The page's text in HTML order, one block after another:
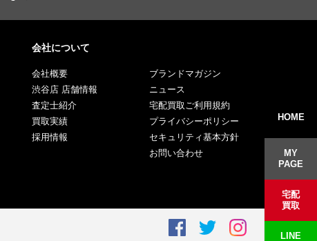
会社について
会社概要
渋谷店 店舗情報
査定士紹介
買取実績
採用情報
ブランドマガジン
ニュース
宅配買取ご利用規約
プライバシーポリシー
セキュリティ基本方針
お問い合わせ
HOME
MY
PAGE
宅配
買取
LINE